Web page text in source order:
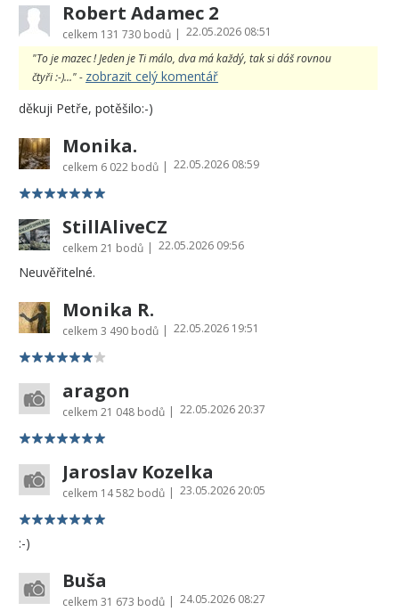
Robert Adamec 2
celkem 131 730 bodů | 22.05.2026 08:51
"To je mazec ! Jeden je Ti málo, dva má každý, tak si dáš rovnou
čtyři :-)..." - zobrazit celý komentář
děkuji Petře, potěšilo:-)
Monika.
celkem 6 022 bodů | 22.05.2026 08:59
StillAliveCZ
celkem 21 bodů | 22.05.2026 09:56
Neuvěřitelné.
Monika R.
celkem 3 490 bodů | 22.05.2026 19:51
aragon
celkem 21 048 bodů | 22.05.2026 20:37
Jaroslav Kozelka
celkem 14 582 bodů | 23.05.2026 20:05
:-)
Buša
celkem 31 673 bodů | 24.05.2026 08:27